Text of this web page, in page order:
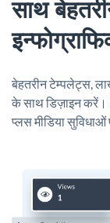
साथ
बेहतरीन टेम्पलेट्स,
के साथ डिज़ाइन करें।
प्लस मीडिया